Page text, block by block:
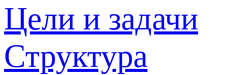
Цели и задачи
Структура